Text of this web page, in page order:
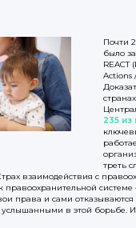
Почти
было
REACT
Actions
235
треть
взаимодействия с
правоохранительной системе
права и сами
в этой борьбе.